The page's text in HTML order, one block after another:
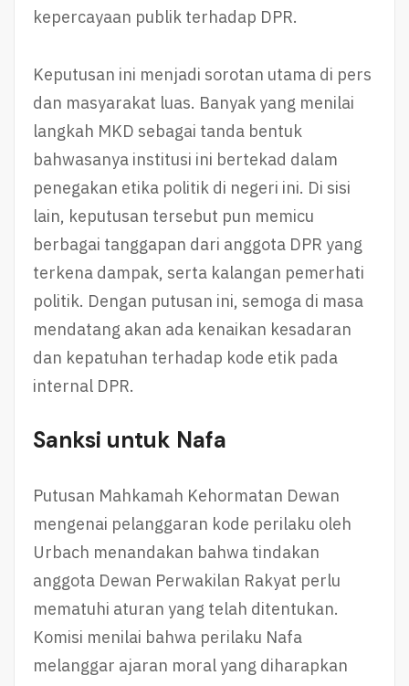
kepercayaan publik terhadap DPR.
Keputusan ini menjadi sorotan utama di pers
dan masyarakat luas. Banyak yang menilai
langkah MKD sebagai tanda bentuk
bahwasanya institusi ini bertekad dalam
penegakan etika politik di negeri ini. Di sisi
lain, keputusan tersebut pun memicu
berbagai tanggapan dari anggota DPR yang
terkena dampak, serta kalangan pemerhati
politik. Dengan putusan ini, semoga di masa
mendatang akan ada kenaikan kesadaran
dan kepatuhan terhadap kode etik pada
internal DPR.
Sanksi untuk Nafa
Putusan Mahkamah Kehormatan Dewan
mengenai pelanggaran kode perilaku oleh
Urbach menandakan bahwa tindakan
anggota Dewan Perwakilan Rakyat perlu
mematuhi aturan yang telah ditentukan.
Komisi menilai bahwa perilaku Nafa
melanggar ajaran moral yang diharapkan